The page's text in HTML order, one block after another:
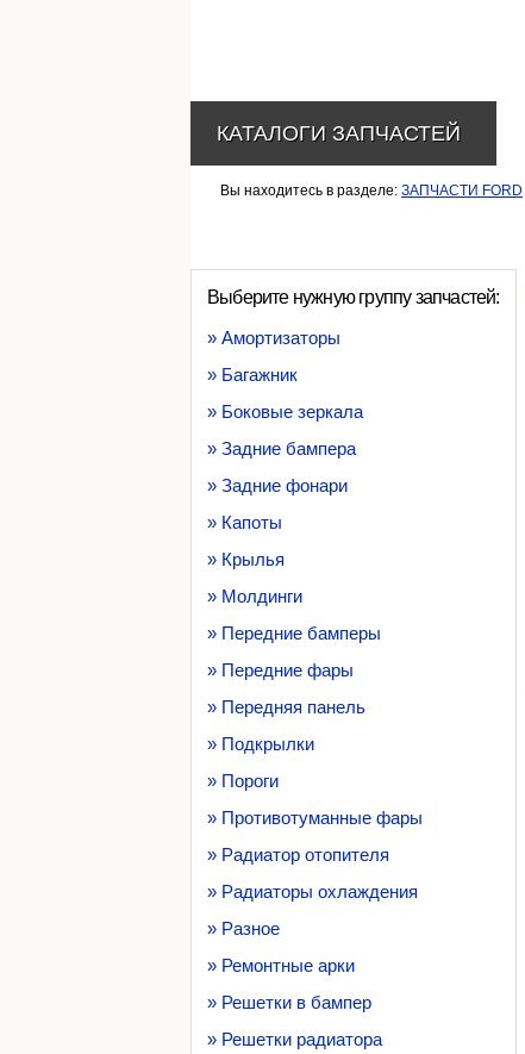
Вы находитесь в разделе: ЗАПЧАСТИ FORD
Выберите нужную группу запчастей:
» Амортизаторы
» Багажник
» Боковые зеркала
» Задние бампера
» Задние фонари
» Капоты
» Крылья
» Молдинги
» Передние бамперы
» Передние фары
» Передняя панель
» Подкрылки
» Пороги
» Противотуманные фары
» Радиатор отопителя
» Радиаторы охлаждения
» Разное
» Ремонтные арки
» Решетки в бампер
» Решетки радиатора
КАТАЛОГИ ЗАПЧАСТЕЙ